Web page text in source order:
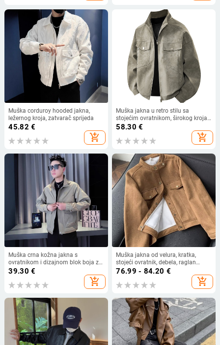
Muška corduroy hooded jakna,
ležernog kroja, zatvarač sprijeda
45.82 €
add_shopping_cart
Muška jakna u retro stilu sa
stojećim ovratnikom, širokog kroja,
pogodna za proljeće i jesen
58.30 €
add_shopping_cart
Muška crna kožna jakna s
ovratnikom i dizajnom blok boja za
proljeće i jesen
39.30 €
add_shopping_cart
Muška jakna od velura, kratka,
stojeći ovratnik, debela, raglan
rukavi
76.99 - 84.20 €
add_shopping_cart